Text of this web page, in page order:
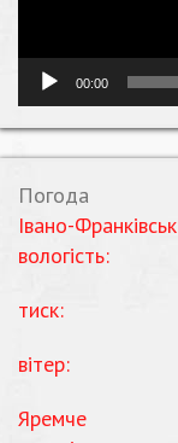
00:00
Погода
Івано-Франківськ
вологість:
тиск:
вітер:
Яремче